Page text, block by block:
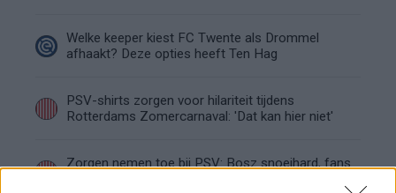
Welke keeper kiest FC Twente als Drommel
afhaakt? Deze opties heeft Ten Hag
PSV-shirts zorgen voor hilariteit tijdens
Rotterdams Zomercarnaval: 'Dat kan hier niet'
Zorgen nemen toe bij PSV: Bosz snoeihard, fans